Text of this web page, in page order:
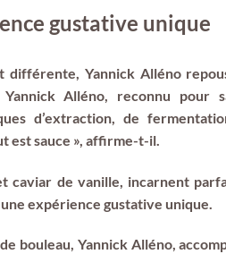
gustative unique
Yannick Alléno
Alléno, reconnu pour
d’extraction, de
est sauce », affirme-t-il.
caviar de vanille, incarnent
expérience gustative unique.
bouleau, Yannick Alléno,